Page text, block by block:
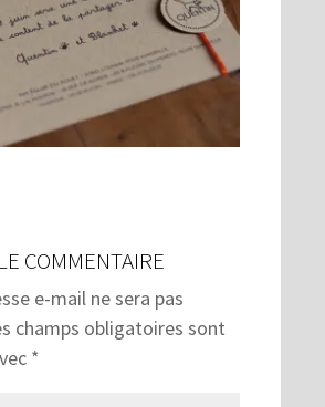
COMMENTAIRE
e-mail ne sera pas
champs obligatoires sont
*